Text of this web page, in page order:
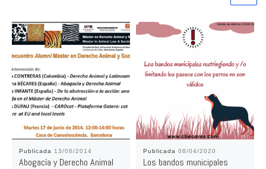
Publicada 13/06/2014
Abogacía y Derecho Animal
Publicada 08/04/2020
Los bandos municipales